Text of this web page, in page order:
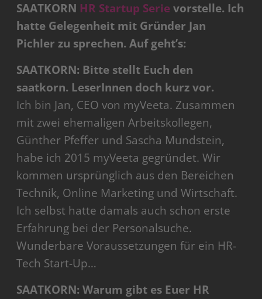
SAATKORN HR Startup Serievorstelle. Ich
hatte Gelegenheit mit Gründer Jan
Pichler zu sprechen. Auf geht’s:
SAATKORN: Bitte stellt Euch den
saatkorn. LeserInnen doch kurz vor.
Ich bin Jan, CEO von myVeeta. Zusammen
mit zwei ehemaligen Arbeitskollegen,
Günther Pfeffer und Sascha Mundstein,
habe ich 2015 myVeeta gegründet. Wir
kommen ursprünglich aus den Bereichen
Technik, Online Marketing und Wirtschaft.
Ich selbst hatte damals auch scho­­n erste
Erfahrung bei der Personalsuche.
Wunderbare Voraussetzungen für ein HR-
Tech Start-Up…
SAATKORN: Warum gibt es Euer HR